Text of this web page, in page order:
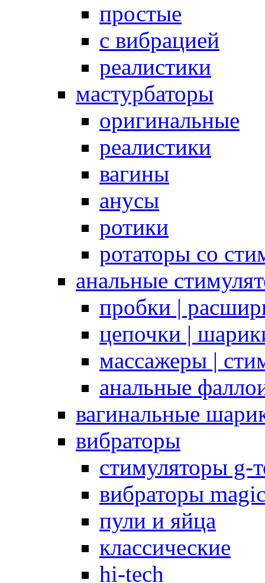
простые
с вибрацией
реалистики
мастурбаторы
оригинальные
реалистики
вагины
анусы
ротики
ротаторы со
анальные
пробки |
цепочки |
массажеры |
анальные
вагинальные
вибраторы
стимуляторы g-
вибраторы
пули и яйца
классические
hi-tech